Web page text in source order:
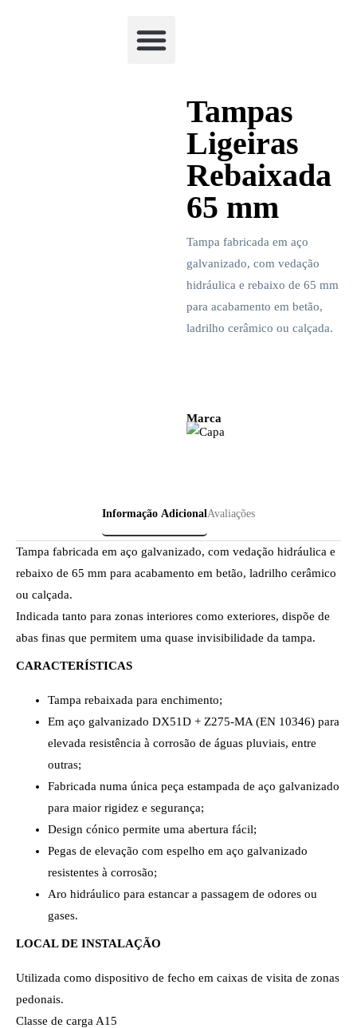
Tampas
Ligeiras
Rebaixada
65 mm
Tampa fabricada em aço
galvanizado, com vedação
hidráulica e rebaixo de 65 mm
para acabamento em betão,
ladrilho cerâmico ou calçada.
Marca
Informação Adicional Avaliações
Tampa fabricada em aço galvanizado, com vedação hidráulica e
rebaixo de 65 mm para acabamento em betão, ladrilho cerâmico
ou calçada.
Indicada tanto para zonas interiores como exteriores, dispõe de
abas finas que permitem uma quase invisibilidade da tampa.
CARACTERÍSTICAS
Tampa rebaixada para enchimento;
Em aço galvanizado DX51D + Z275-MA (EN 10346) para
elevada resistência à corrosão de águas pluviais, entre
outras;
Fabricada numa única peça estampada de aço galvanizado
para maior rigidez e segurança;
Design cónico permite uma abertura fácil;
Pegas de elevação com espelho em aço galvanizado
resistentes à corrosão;
Aro hidráulico para estancar a passagem de odores ou
gases.
LOCAL DE INSTALAÇÃO
Utilizada como dispositivo de fecho em caixas de visita de zonas
pedonais.
Classe de carga A15